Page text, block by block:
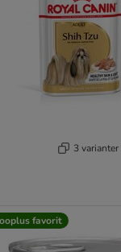
3 varianter
favorit